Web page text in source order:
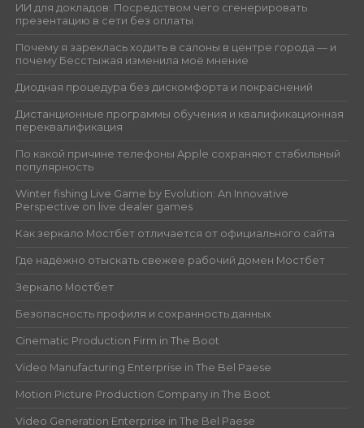
ИИ для докладов: Посредством чего сгенерировать
презентацию в сети без оплаты
Почему я зареклась ходить в салоны в центре города — и
почему Бесстыжая изменила моё мнение
Диодная процедура без дискомфорта и покраснений
Дистанционные программы обучения и квалификационная
переквалификация
По какой причине телефоны Apple сохраняют стабильный
популярность
Winter fishing Live Game by Evolution: An Innovative
Perspective on live dealer games
Как зеркало Мостбет отличается от официального сайта
Где надёжно отыскать свежее рабочий домен Мостбет
Зеркало Мостбет
Безопасность профиля и сохранность данных
Cinematic Production Firm in The Boot
Video Manufacturing Enterprise in The Bel Paese
Motion Picture Production Company in The Boot
Video Generation Enterprise in The Bel Paese